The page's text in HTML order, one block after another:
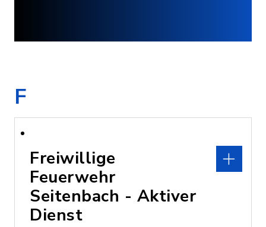
F
Freiwillige
Feuerwehr
Seitenbach - Aktiver
Dienst